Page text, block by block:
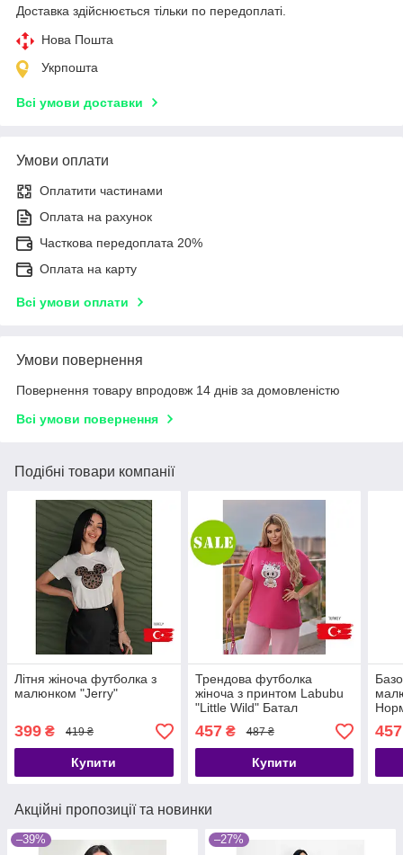
Доставка здійснюється тільки по передоплаті.
Нова Пошта
Укрпошта
Всі умови доставки
Умови оплати
Оплатити частинами
Оплата на рахунок
Часткова передоплата 20%
Оплата на карту
Всі умови оплати
Умови повернення
Повернення товару впродовж 14 днів за домовленістю
Всі умови повернення
Подібні товари компанії
Літня жіноча футболка з
малюнком "Jerry"
399 ₴ 419 ₴
Купити
Трендова футболка
жіноча з принтом Labubu
"Little Wild" Батал
457₴ 487 ₴
Купити
457
Акційні пропозиції та новинки
–39% –27%